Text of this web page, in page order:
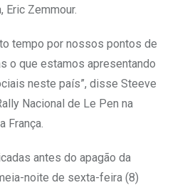
Zemmour.
tempo por nossos pontos de
o que estamos apresentando
neste país”, disse Steeve
Nacional de Le Pen na
França.
antes do apagão da
noite de sexta-feira (8)